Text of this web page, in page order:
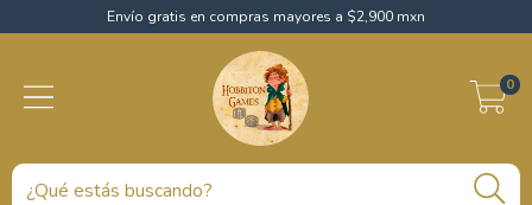
Envío gratis en compras mayores a $2,900 mxn
0